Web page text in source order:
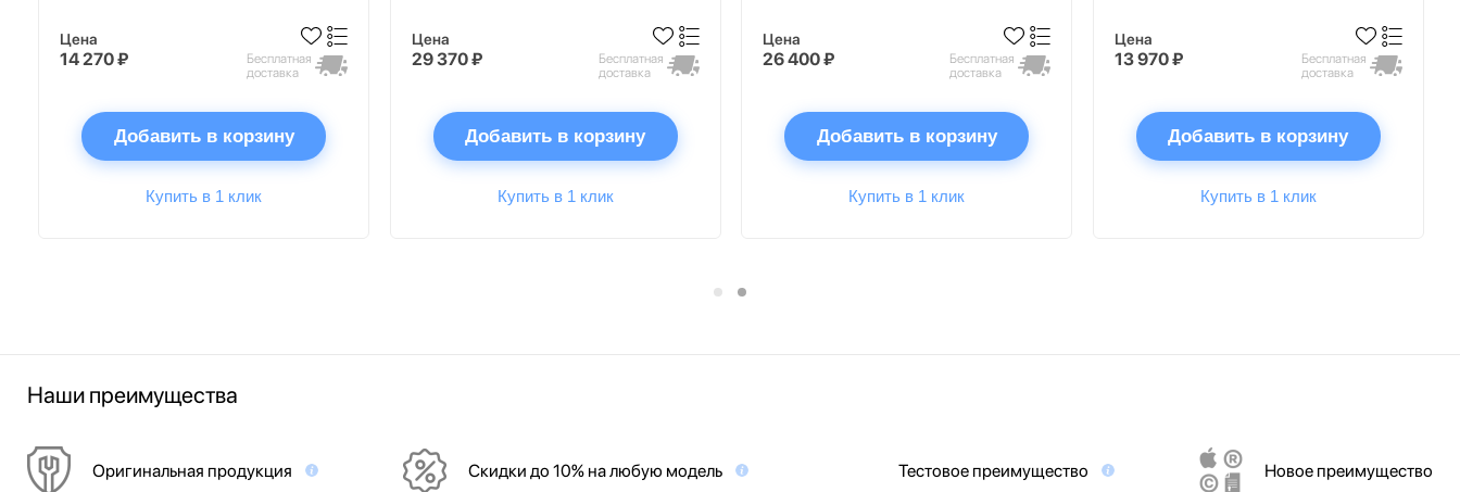
Цена
14 270 ₽
Бесплатная
доставка
Добавить в корзину
Купить в 1 клик
Цена
29 370 ₽
Бесплатная
доставка
Добавить в корзину
Купить в 1 клик
Цена
26 400 ₽
Бесплатная
доставка
Добавить в корзину
Купить в 1 клик
Цена
13 970 ₽
Бесплатная
доставка
Добавить в корзину
Купить в 1 клик
Наши преимущества
Оригинальная продукция Скидки до 10% на любую модель Тестовое преимущество Новое преимущество